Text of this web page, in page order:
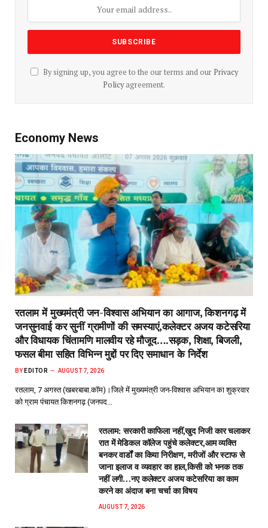
By signing up, you agree to the our terms and our Privacy
Policyagreement.
Economy News
रतलाम में मुख्यमंत्री जन-विश्वास अभियान का आगाज, किशनगढ़ में
जनसुनवाई कर सुनीं ग्रामीणों की समस्याएं,कलेक्टर अजय कटेसरिया
और विधायक चिंतामणि मालवीय रहे मौजूद….सड़क, शिक्षा, बिजली,
फसल बीमा सहित विभिन्न मुद्दों पर दिए समाधान के निर्देश
BY EDITOR AUGUST 7, 2026
रतलाम, 7 अगस्त (खबरबाबा.कॉम)।जिले में मुख्यमंत्री जन-विश्वास अभियान का शुक्रवार
को ग्राम पंचायत किशनगढ़ (जनपद…
रतलाम: सरकारी काफिला नहीं,खुद निजी कार चलाकर
रात में मेडिकल कॉलेज पहुंचे कलेक्टर,आम व्यक्ति
बनकर वार्डों का किया निरीक्षण, मरीजों और स्टाफ से
जाना इलाज व व्यवहार का हाल,किसी को भनक तक
नहीं लगी…नए कलेक्टर अजय कटेसरिया का काम
करने का अंदाज बना चर्चा का विषय
AUGUST 7, 2026